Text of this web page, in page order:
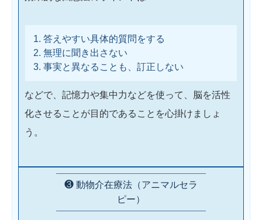
答えやすい具体的質問をする
無理に聞き出さない
事実と異なることも、訂正しない
などで、記憶力や集中力などを使って、脳を活性
化させることが目的であることを心掛けましょ
う。
❸ 動物介在療法（アニマルセラ
ピー）